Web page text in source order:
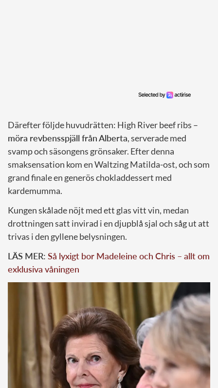
Därefter följde huvudrätten: High River beef ribs –
möra revbensspjäll från Alberta, serverade med
svamp och säsongens grönsaker. Efter denna
smaksensation kom en Waltzing Matilda-ost, och som
grand finale en generös chokladdessert med
kardemumma.
Kungen skålade nöjt med ett glas vitt vin, medan
drottningen satt invirad i en djupblå sjal och såg ut att
trivas i den gyllene belysningen.
LÄS MER: Så lyxigt bor Madeleine och Chris – allt om
exklusiva våningen